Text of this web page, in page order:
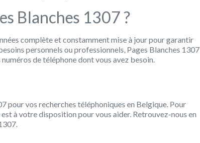
Blanches 1307 ?
complète et constamment mise à jour pour garantir
personnels ou professionnels, Pages Blanches 1307
de téléphone dont vous avez besoin.
pour vos recherches téléphoniques en Belgique. Pour
à votre disposition pour vous aider. Retrouvez-nous en